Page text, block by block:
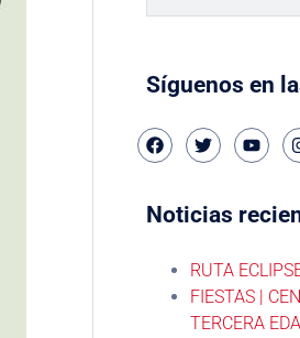
Síguenos en
Noticias
RUTA
FIESTAS |
TERCERA